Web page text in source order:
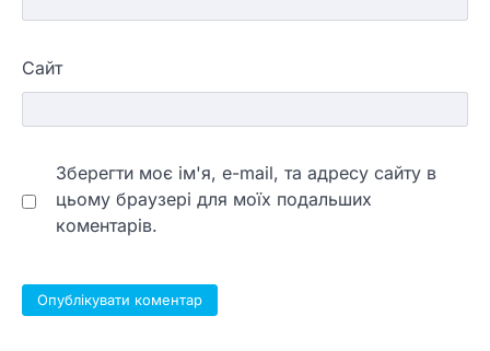
Сайт
Зберегти моє ім'я, e-mail, та адресу сайту в
цьому браузері для моїх подальших
коментарів.